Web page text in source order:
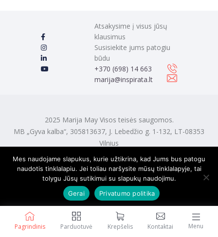
Pagrindinis Parduotuvė Krepšelis Kontaktai Menu
Atsakysime į visus jūsų
klausimus
Susisiekite jums patogiu
būdu
‭+370 (698) 14 663
marija@inspirata.lt
2025 Marija May Visos teisės saugomos.
MB „Gyva kalba“, 305813637, J. Lebedžio g. 1-132, LT-08353
Vilnius
Mes naudojame slapukus, kurie užtikrina, kad Jums bus patogu
naudotis tinklalapiu. Jei toliau naršysite mūsų tinklalapyje, tai
tolygu Jūsų sutikimui su slapukų naudojimu.
Gerai
Privatumo politika